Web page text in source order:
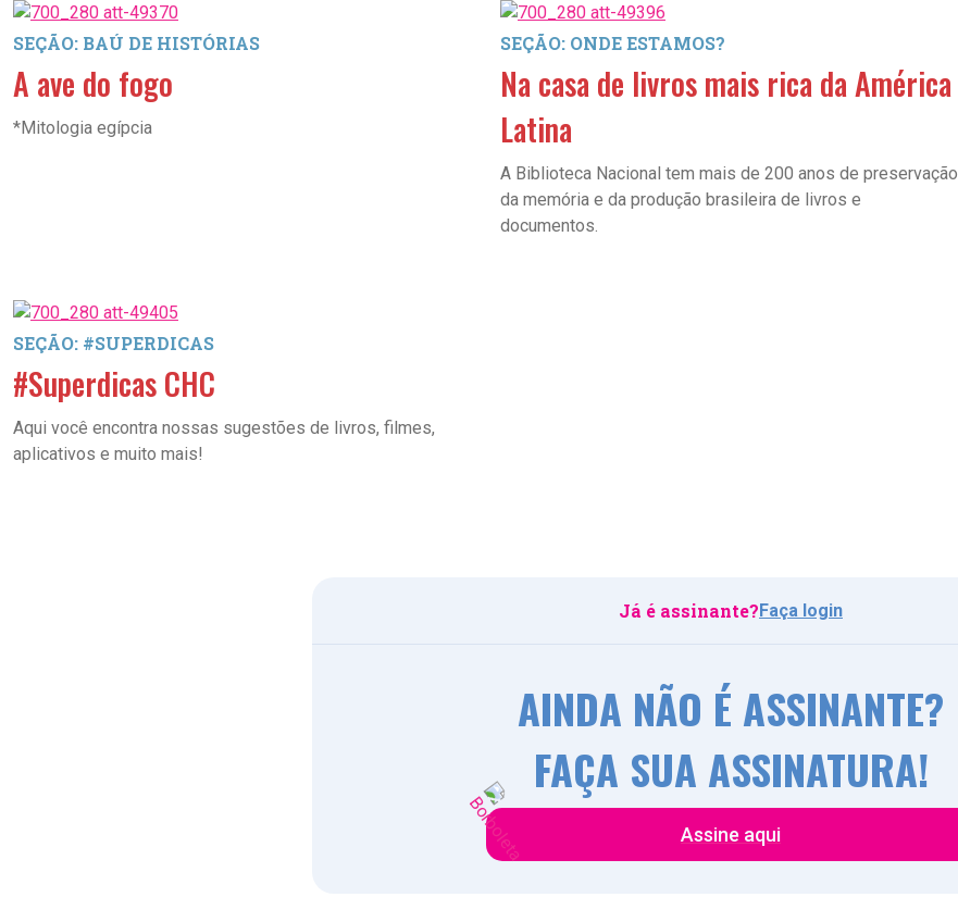
SEÇÃO: BAÚ DE HISTÓRIAS
A ave do fogo
*Mitologia egípcia
SEÇÃO: ONDE ESTAMOS?
Na casa de livros mais rica da América
Latina
A Biblioteca Nacional tem mais de 200 anos de preservação
da memória e da produção brasileira de livros e
documentos.
SEÇÃO: #SUPERDICAS
#Superdicas CHC
Aqui você encontra nossas sugestões de livros, filmes,
aplicativos e muito mais!
Já é assinante?Faça login
AINDA NÃO É ASSINANTE?
FAÇA SUA ASSINATURA!
Assine aqui